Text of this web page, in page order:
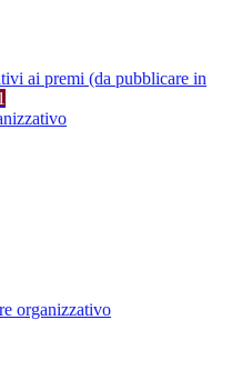
ai premi (da pubblicare in
organizzativo